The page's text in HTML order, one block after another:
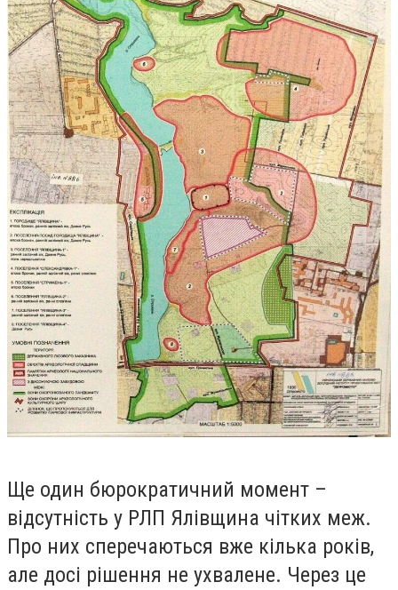
Ще один бюрократичний момент –
відсутність у РЛП Ялівщина чітких меж.
Про них сперечаються вже кілька років,
але досі рішення не ухвалене. Через це